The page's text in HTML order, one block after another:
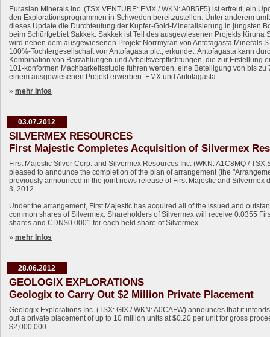
Eurasian Minerals Inc. (TSX VENTURE: EMX / WKN: A0B5F5) ist erfreut, ein
den Explorationsprogrammen in Schweden bereitzustellen. Unter anderem
dieses Update die Durchteufung der Kupfer-Gold-Mineralisierung in jüngsten
beim Schürfgebiet Sakkek. Sakkek ist Teil des ausgewiesenen Projekts Kiruna
wird neben dem ausgewiesenen Projekt Norrmyran von Antofagasta Minerals
100%-Tochtergesellschaft von Antofagasta plc., erkundet. Antofagasta kann
Kombination von Barzahlungen und Arbeitsverpflichtungen, die zur Erstellung
101-konformen Machbarkeitsstudie führen werden, eine Beteiligung von bis zu
einem ausgewiesenen Projekt erwerben. EMX und Antofagasta ...
» mehr Infos
03.07.2012
SILVERMEX RESOURCES
First Majestic Completes Acquisition of Silvermex
First Majestic Silver Corp. and Silvermex Resources Inc. (WKN: A1C8MQ /
pleased to announce the completion of the plan of arrangement (the
previously announced in the joint news release of First Majestic and Silvermex
3, 2012.
Under the arrangement, First Majestic has acquired all of the issued and
common shares of Silvermex. Shareholders of Silvermex will receive 0.0355
shares and CDN$0.0001 for each held share of Silvermex.
» mehr Infos
28.06.2012
GEOLOGIX EXPLORATIONS
Geologix to Carry Out $2 Million Private Placement
Geologix Explorations Inc. (TSX: GIX / WKN: A0CAFW) announces that it
out a private placement of up to 10 million units at $0.20 per unit for gross
$2,000,000.